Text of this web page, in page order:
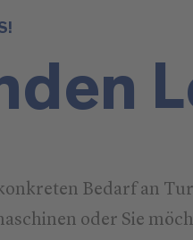
Bedarf an
oder Sie